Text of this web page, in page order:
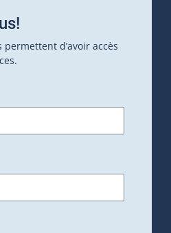
d’avoir accès